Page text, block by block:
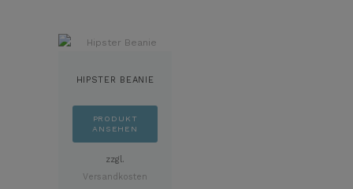
HIPSTER BEANIE
PRODUKT
ANSEHEN
zzgl.
Versandkosten